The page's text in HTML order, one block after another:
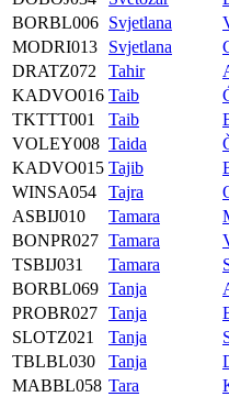
BORBL006 Svjetlana
MODRI013
Svjetlana
DRATZ072
Tahir
KADVO016 Taib
TKTTT001
Taib
VOLEY008 Taida
KADVO015 Tajib
WINSA054
Tajra
ASBIJ010
Tamara
BONPR027 Tamara
TSBIJ031
Tamara
BORBL069 Tanja
PROBR027 Tanja
SLOTZ021
Tanja
TBLBL030
Tanja
MABBL058 Tara